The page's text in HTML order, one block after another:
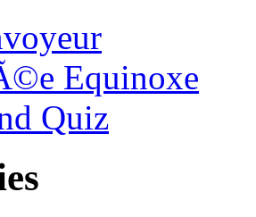
Equinoxe
Quiz